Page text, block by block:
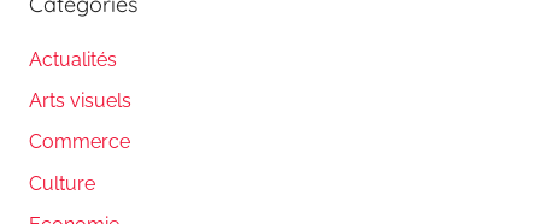
Actualités
Arts visuels
Commerce
Culture